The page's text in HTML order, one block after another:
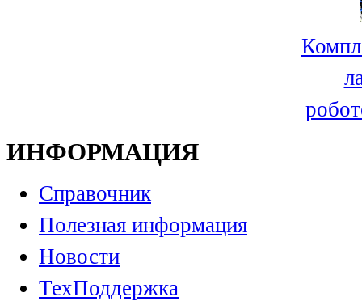
ИНФОРМАЦИЯ
Справочник
Полезная информация
Новости
ТехПоддержка